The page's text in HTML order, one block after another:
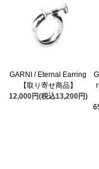
GARNI / Eternal Earring
【取り寄せ商品】
12,000円(税込13,200円)